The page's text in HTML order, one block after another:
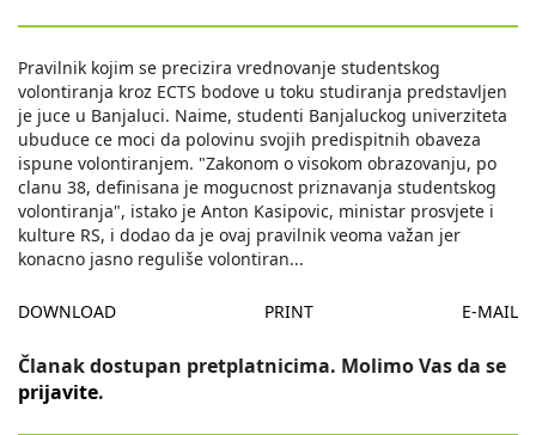
Pravilnik kojim se precizira vrednovanje studentskog
volontiranja kroz ECTS bodove u toku studiranja predstavljen
je juce u Banjaluci. Naime, studenti Banjaluckog univerziteta
ubuduce ce moci da polovinu svojih predispitnih obaveza
ispune volontiranjem. "Zakonom o visokom obrazovanju, po
clanu 38, definisana je mogucnost priznavanja studentskog
volontiranja", istako je Anton Kasipovic, ministar prosvjete i
kulture RS, i dodao da je ovaj pravilnik veoma važan jer
konacno jasno reguliše volontiran...
DOWNLOAD PRINT E-MAIL
Članak dostupan pretplatnicima. Molimo Vas da se
prijavite.